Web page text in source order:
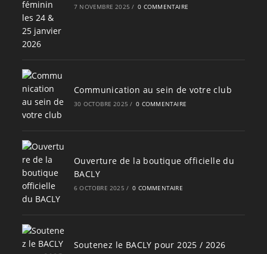
7 NOVEMBRE 2025 / 0 COMMENTAIRE
Communication au sein de votre club
30 OCTOBRE 2025 / 0 COMMENTAIRE
Ouverture de la boutique officielle du
BACLY
6 OCTOBRE 2025 / 0 COMMENTAIRE
Soutenez le BACLY pour 2025 / 2026